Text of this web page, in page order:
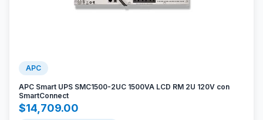
APC
APC Smart UPS SMC1500-2UC 1500VA LCD RM 2U 120V con
SmartConnect
$14,709.00